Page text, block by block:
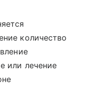
количество
или лечение